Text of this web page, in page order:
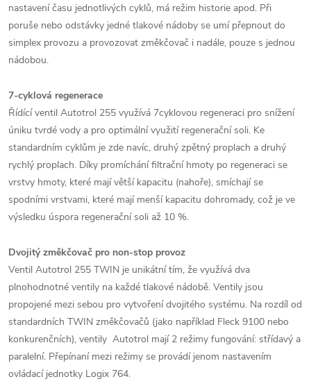
nastavení času jednotlivých cyklů, má režim historie apod. Při
poruše nebo odstávky jedné tlakové nádoby se umí přepnout do
simplex provozu a provozovat změkčovač i nadále, pouze s jednou
nádobou.
7-cyklová regenerace
Řídící ventil Autotrol 255 využívá 7cyklovou regeneraci pro snížení
úniku tvrdé vody a pro optimální využití regenerační soli. Ke
standardním cyklům je zde navíc, druhý zpětný proplach a druhý
rychlý proplach. Díky promíchání filtrační hmoty po regeneraci se
vrstvy hmoty, které mají větší kapacitu (nahoře), smíchají se
spodními vrstvami, které mají menší kapacitu dohromady, což je ve
výsledku úspora regenerační soli až 10 %.
Dvojitý změkčovač pro non-stop provoz
Ventil Autotrol 255 TWIN je unikátní tím, že využívá dva
plnohodnotné ventily na každé tlakové nádobě. Ventily jsou
propojené mezi sebou pro vytvoření dvojitého systému. Na rozdíl od
standardních TWIN změkčovačů (jako například Fleck 9100 nebo
konkurenčních), ventily Autotrol mají 2 režimy fungování: střídavý a
paralelní. Přepínaní mezi režimy se provádí jenom nastavením
ovládací jednotky Logix 764.